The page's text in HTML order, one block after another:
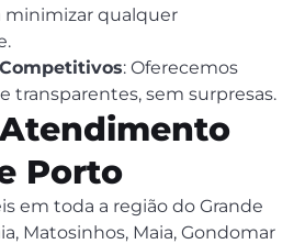
minimizar qualquer
: Oferecemos
transparentes, sem surpresas.
Porto
em toda a região do Grande
Matosinhos, Maia, Gondomar